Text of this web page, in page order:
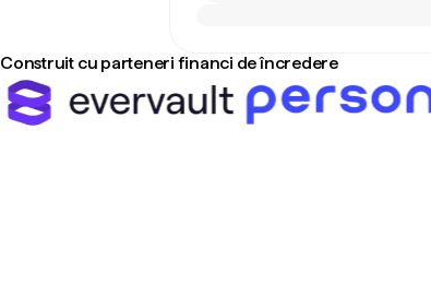
Construit cu parteneri financi de încredere